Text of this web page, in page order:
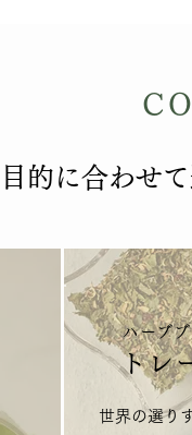
目的に合わせ
ハーブ
トレ
世界の選り